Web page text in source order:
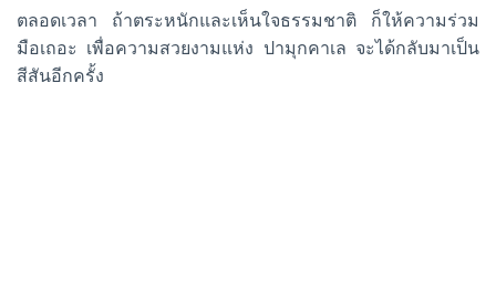
ตลอดเวลา ถ้าตระหนักและเห็นใจธรรมชาติ ก็ให้ความร่วม
มือเถอะ เพื่อความสวยงามแห่ง ปามุกคาเล จะได้กลับมาเป็น
สีสันอีกครั้ง